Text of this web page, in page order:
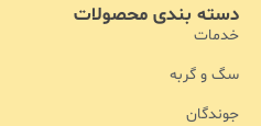
دسته بندی محصولات
خدمات
سگ و گربه
جوندگان